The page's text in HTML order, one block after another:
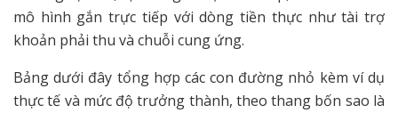
mô hình gắn trực tiếp với dòng tiền thực như tài trợ
khoản phải thu và chuỗi cung ứng.
Bảng dưới đây tổng hợp các con đường nhỏ kèm ví dụ
thực tế và mức độ trưởng thành, theo thang bốn sao là